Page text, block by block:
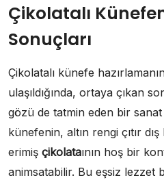
Çikolatalı
Sonuçları
Çikolatalı künefe
ulaşıldığında, ortaya çıkan
gözü de tatmin eden bir
künefenin, altın rengi çıtır
erimiş çikolataının hoş bir
animsatabilir. Bu eşsiz lezzet